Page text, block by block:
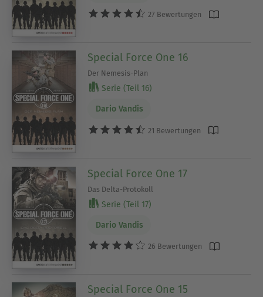
27 Bewertungen
Special Force One 16
Der Nemesis-Plan
Serie (Teil 16)
Dario Vandis
21 Bewertungen
Special Force One 17
Das Delta-Protokoll
Serie (Teil 17)
Dario Vandis
26 Bewertungen
Special Force One 15